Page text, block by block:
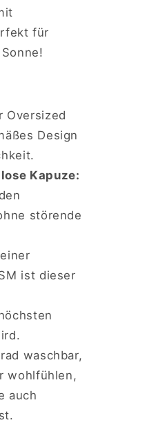
für
Oversized
Design
Kapuze:
störende
ist dieser
waschbar,
wohlfühlen,
auch